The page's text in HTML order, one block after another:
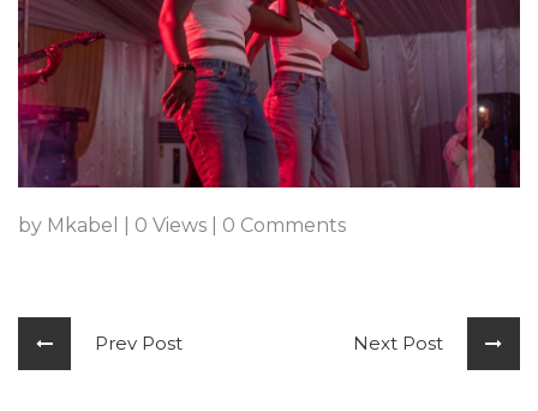
by Mkabel 0 Views 0 Comments
Prev Post Next Post